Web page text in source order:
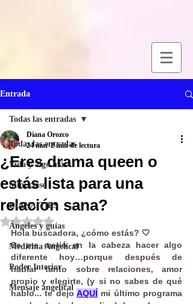
Entrada
Todas las entradas
Vida y algo más
Mini clase
DIANA-TIPS
Ángeles y guías
Medicina Angelical
Poder Interior
Mensaje angelical
Todas las entradas
¿Eres drama queen o
estás lista para una
relación sana?
Diana Orozco
24 mar 2 min de lectura
Obtuvo NaN de 5 estrellas.
Hola buscadora, ¿cómo estás? 🤍
Se me metió en la cabeza hacer algo
diferente hoy…porque después de
hablar tanto sobre relaciones, amor
propio y elegirte, (y si no sabes de qué
hablo... te dejo AQUÍ mi último programa